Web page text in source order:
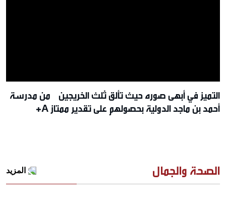
التميز في أبهى صوره حيث تألق ثلث الخريجين من مدرسة
أحمد بن ماجد الدولية بحصولهم على تقدير ممتاز A+
الصحة والجمال المزيد